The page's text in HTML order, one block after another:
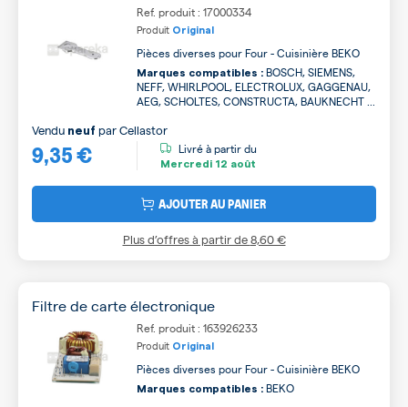
Ref. produit : 17000334
Produit Original
Pièces diverses pour Four - Cuisinière BEKO
Marques compatibles : BOSCH, SIEMENS,
NEFF, WHIRLPOOL, ELECTROLUX, GAGGENAU,
AEG, SCHOLTES, CONSTRUCTA, BAUKNECHT ...
9,35 €
Vendu neuf parCellastor
Livré à partir du
Mercredi 12 août
AJOUTER AU PANIER
Plus d’offres à partir de8,60 €
Filtre de carte électronique
Ref. produit : 163926233
Produit Original
Pièces diverses pour Four - Cuisinière BEKO
Marques compatibles : BEKO